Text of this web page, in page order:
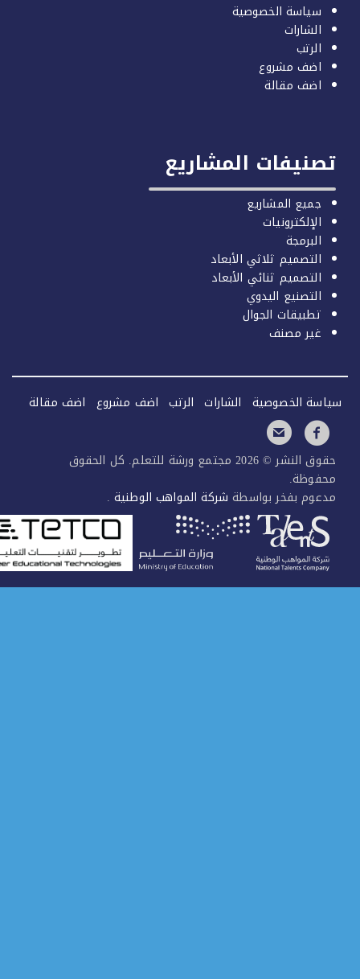
سياسة الخصوصية
الشارات
الرتب
اضف مشروع
اضف مقالة
المشاريع
جميع المشاريع
الإلكترونيات
البرمجة
التصميم ثلاثي الأبعاد
التصميم ثنائي الأبعاد
التصنيع اليدوي
تطبيقات الجوال
غير مصنف
الخصوصية الشارات الرتب اضف مشروع اضف مقالة
حقوق النشر © 2026 مجتمع ورشة للتعلم. كل الحقوق
بفخر بواسطةشركة المواهب الوطنية.